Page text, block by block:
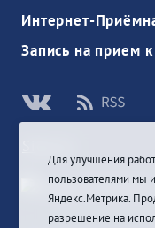
Интернет-
Запись на прием к
Для улучшения
пользователями мы
Яндекс.Метрика.
разрешение на